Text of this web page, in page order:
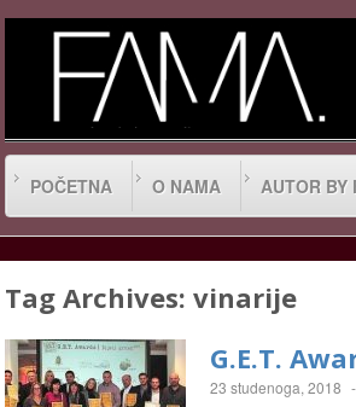
POČETNA O NAMA AUTOR BY
Tag Archives: vinarije
G.E.T.
23 studenoga, 2018 -